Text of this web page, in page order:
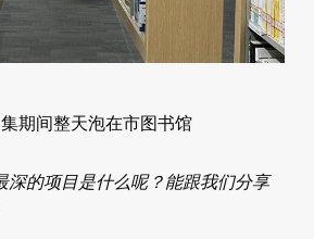
期间整天泡在市图书馆
深的项目是什么呢？能跟我们分享